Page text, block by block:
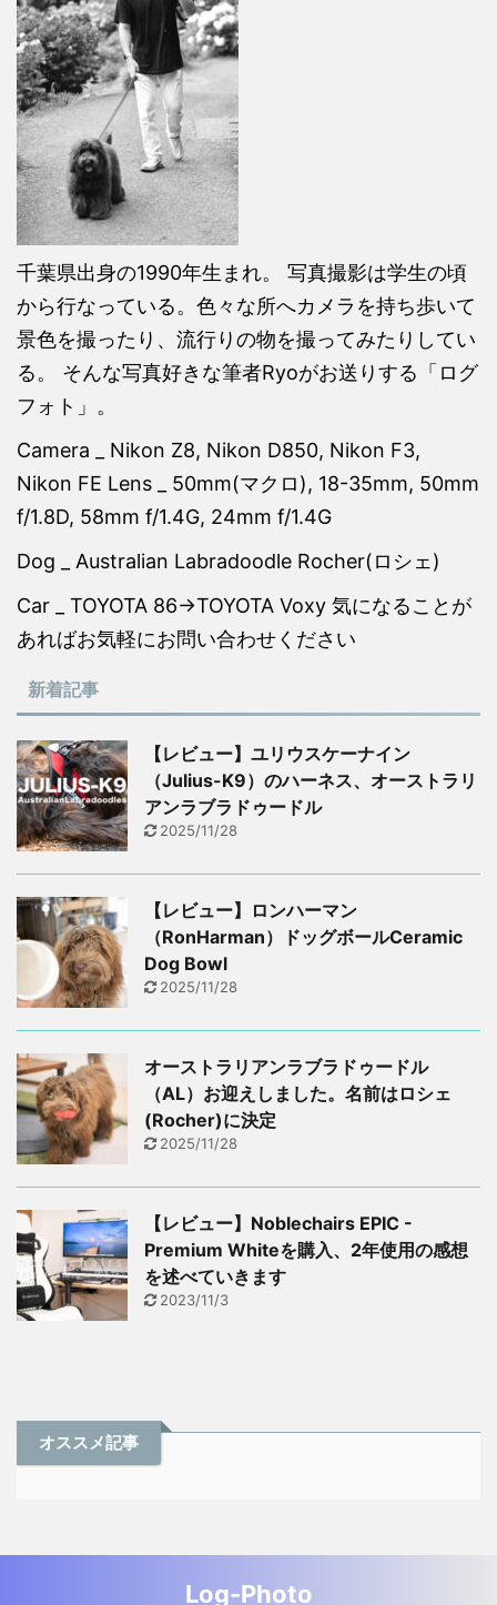
千葉県出身の1990年生まれ。 写真撮影は学生の頃
から行なっている。色々な所へカメラを持ち歩いて
景色を撮ったり、流行りの物を撮ってみたりしてい
る。 そんな写真好きな筆者Ryoがお送りする「ログ
フォト」。
Camera _ Nikon Z8, Nikon D850, Nikon F3,
Nikon FE Lens _ 50mm(マクロ), 18-35mm, 50mm
f/1.8D, 58mm f/1.4G, 24mm f/1.4G
Dog _ Australian Labradoodle Rocher(ロシェ)
Car _ TOYOTA 86→TOYOTA Voxy 気になることが
あればお気軽にお問い合わせください
新着記事
【レビュー】ユリウスケーナイン
（Julius-K9）のハーネス、オーストラリ
アンラブラドゥードル
2025/11/28
【レビュー】ロンハーマン
（RonHarman）ドッグボールCeramic
Dog Bowl
2025/11/28
オーストラリアンラブラドゥードル
（AL）お迎えしました。名前はロシェ
(Rocher)に決定
2025/11/28
【レビュー】Noblechairs EPIC -
Premium Whiteを購入、2年使用の感想
を述べていきます
2023/11/3
オススメ記事
Log-Photo